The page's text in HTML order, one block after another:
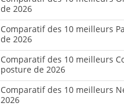
de 2026
Comparatif des 10 meilleurs
de 2026
Comparatif des 10 meilleurs
posture de 2026
Comparatif des 10 meilleurs
2026